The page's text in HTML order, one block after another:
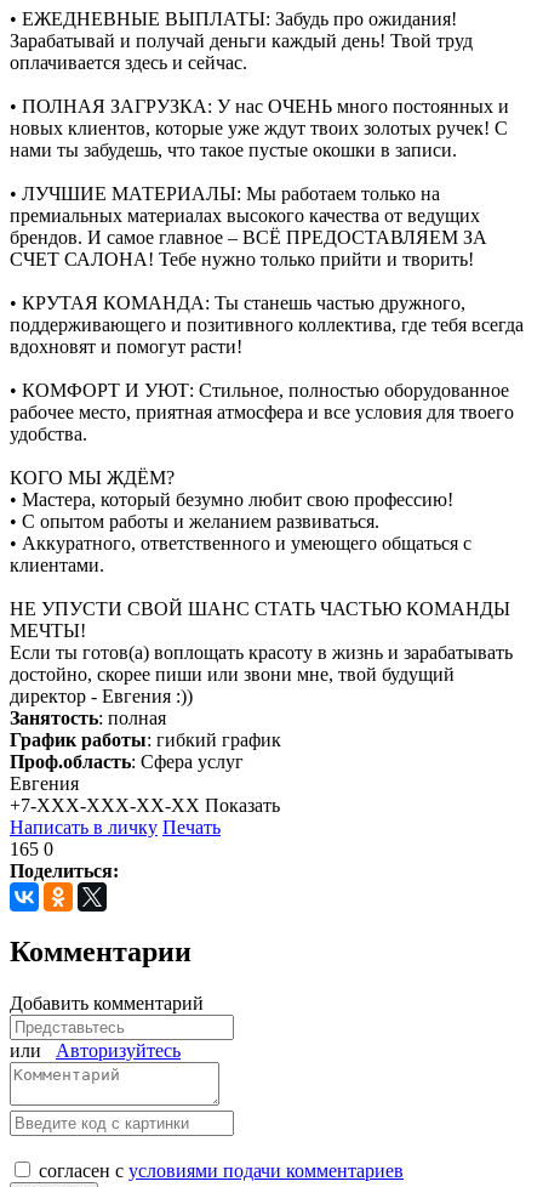
• ЕЖЕДНЕВНЫЕ ВЫПЛАТЫ: Забудь про ожидания!
Зарабатывай и получай деньги каждый день! Твой труд
оплачивается здесь и сейчас.
• ПОЛНАЯ ЗАГРУЗКА: У нас ОЧЕНЬ много постоянных и
новых клиентов, которые уже ждут твоих золотых ручек! С
нами ты забудешь, что такое пустые окошки в записи.
• ЛУЧШИЕ МАТЕРИАЛЫ: Мы работаем только на
премиальных материалах высокого качества от ведущих
брендов. И самое главное – ВСЁ ПРЕДОСТАВЛЯЕМ ЗА
СЧЕТ САЛОНА! Тебе нужно только прийти и творить!
• КРУТАЯ КОМАНДА: Ты станешь частью дружного,
поддерживающего и позитивного коллектива, где тебя всегда
вдохновят и помогут расти!
• КОМФОРТ И УЮТ: Стильное, полностью оборудованное
рабочее место, приятная атмосфера и все условия для твоего
удобства.
КОГО МЫ ЖДЁМ?
• Мастера, который безумно любит свою профессию!
• С опытом работы и желанием развиваться.
• Аккуратного, ответственного и умеющего общаться с
клиентами.
НЕ УПУСТИ СВОЙ ШАНС СТАТЬ ЧАСТЬЮ КОМАНДЫ
МЕЧТЫ!
Если ты готов(а) воплощать красоту в жизнь и зарабатывать
достойно, скорее пиши или звони мне, твой будущий
директор - Евгения :))
Занятость: полная
График работы: гибкий график
Проф.область: Сфера услуг
Евгения
+7-XXX-XXX-XX-XX Показать
Написать в личку Печать
165 0
Поделиться:
Комментарии
Добавить комментарий
или Авторизуйтесь
согласен с условиями подачи комментариев